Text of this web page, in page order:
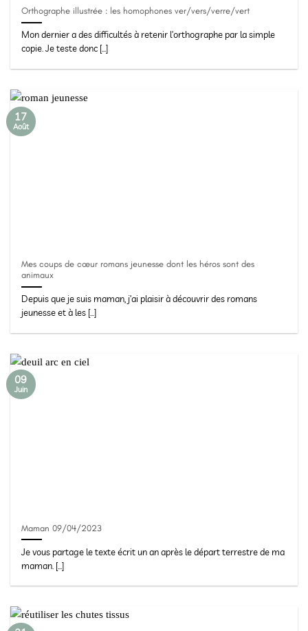
Orthographe illustrée : les homophones ver/vers/verre/vert
Mon dernier a des difficultés à retenir l’orthographe par la simple
copie. Je teste donc [...]
Mes coups de cœur romans jeunesse dont les héros sont des
animaux
Depuis que je suis maman, j’ai plaisir à découvrir des romans
jeunesse et à les [...]
17
Août
Maman 09/04/2023
Je vous partage le texte écrit un an après le départ terrestre de ma
maman. [...]
09
Juin